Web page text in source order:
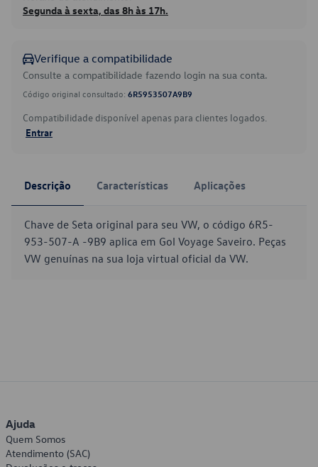
Segunda à sexta, das 8h às 17h.
Verifique a compatibilidade
Consulte a compatibilidade fazendo login na sua conta.
Código original consultado: 6R5953507A9B9
Compatibilidade disponível apenas para clientes logados.
Entrar
Descrição Características Aplicações
Chave de Seta original para seu VW, o código 6R5-
953-507-A -9B9 aplica em Gol Voyage Saveiro. Peças
VW genuínas na sua loja virtual oficial da VW.
Ajuda
Quem Somos
Atendimento (SAC)